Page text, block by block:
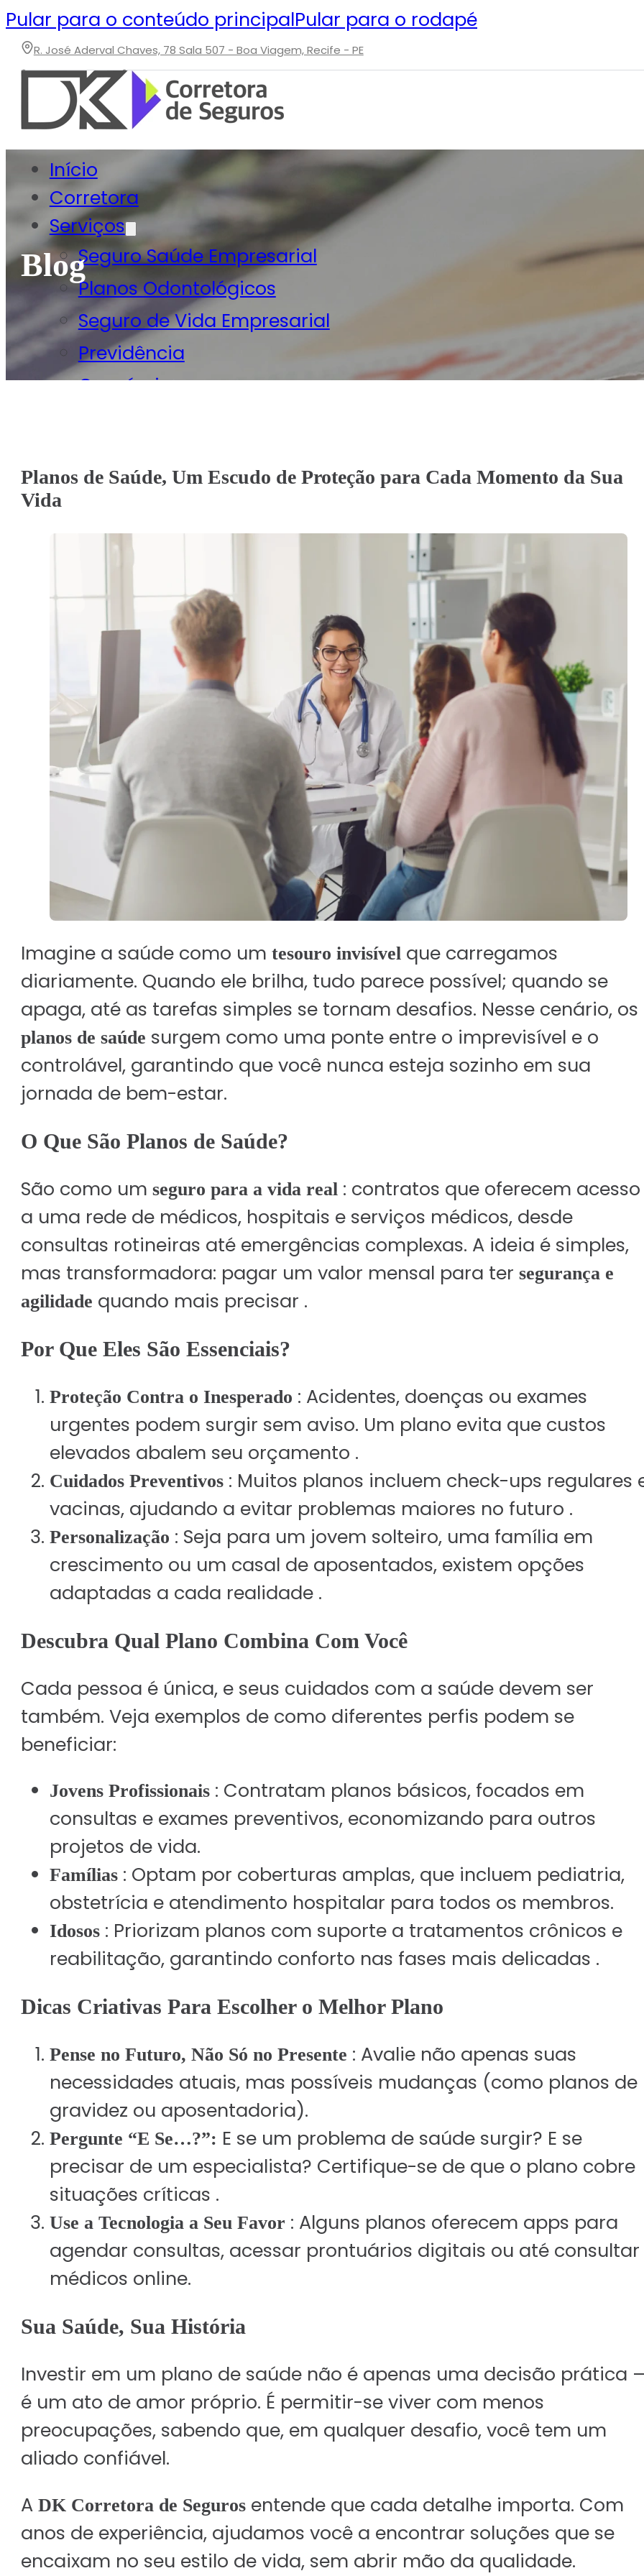
Pular para o conteúdo principalPular para o rodapé
R. José Aderval Chaves, 78 Sala 507 - Boa Viagem, Recife - PE
(81) 99873-8569
(41) 98876-4708
Início
Corretora
Serviços
Seguro Saúde Empresarial
Planos Odontológicos
Seguro de Vida Empresarial
Previdência
Consórcios
Seguro de Vida
Seguro Residencial
Seguro Empresarial
Seguro Bike
Seguro RC Profissional
Seguro de Equipamentos
Risco de Engenharia
Seguro para Eventos (AP e RC)
Blog
Contato
Início
Corretora
Serviços
Seguro Saúde
Planos Odontológicos
Seguro de Vida
Seguro Saúde Individual e
Seguro de Vida
Seguro Automóvel
Seguro Residencial
Seguro RC Profissional
Seguro de Equipamentos
Seguro para Eventos (AP e
Blog
Contato
Solicite Cotação
Blog
Planos de Saúde, Um Escudo de Proteção para Cada Momento da Sua
Vida
Imagine a saúde como um tesouro invisível que carregamos
diariamente. Quando ele brilha, tudo parece possível; quando se
apaga, até as tarefas simples se tornam desafios. Nesse cenário, os
planos de saúde surgem como uma ponte entre o imprevisível e o
controlável, garantindo que você nunca esteja sozinho em sua
jornada de bem-estar.
O Que São Planos de Saúde?
São como um seguro para a vida real : contratos que oferecem acesso
a uma rede de médicos, hospitais e serviços médicos, desde
consultas rotineiras até emergências complexas. A ideia é simples,
mas transformadora: pagar um valor mensal para ter segurança e
agilidade quando mais precisar .
Por Que Eles São Essenciais?
Proteção Contra o Inesperado : Acidentes, doenças ou exames
urgentes podem surgir sem aviso. Um plano evita que custos
elevados abalem seu orçamento .
Cuidados Preventivos : Muitos planos incluem check-ups regulares
vacinas, ajudando a evitar problemas maiores no futuro .
Personalização : Seja para um jovem solteiro, uma família em
crescimento ou um casal de aposentados, existem opções
adaptadas a cada realidade .
Descubra Qual Plano Combina Com Você
Cada pessoa é única, e seus cuidados com a saúde devem ser
também. Veja exemplos de como diferentes perfis podem se
beneficiar:
Jovens Profissionais : Contratam planos básicos, focados em
consultas e exames preventivos, economizando para outros
projetos de vida.
Famílias : Optam por coberturas amplas, que incluem pediatria,
obstetrícia e atendimento hospitalar para todos os membros.
Idosos : Priorizam planos com suporte a tratamentos crônicos e
reabilitação, garantindo conforto nas fases mais delicadas .
Dicas Criativas Para Escolher o Melhor Plano
Pense no Futuro, Não Só no Presente : Avalie não apenas suas
necessidades atuais, mas possíveis mudanças (como planos de
gravidez ou aposentadoria).
Pergunte “E Se…?”: E se um problema de saúde surgir? E se
precisar de um especialista? Certifique-se de que o plano cobre
situações críticas .
Use a Tecnologia a Seu Favor : Alguns planos oferecem apps para
agendar consultas, acessar prontuários digitais ou até consultar
médicos online.
Sua Saúde, Sua História
Investir em um plano de saúde não é apenas uma decisão prática
é um ato de amor próprio. É permitir-se viver com menos
preocupações, sabendo que, em qualquer desafio, você tem um
aliado confiável.
A DK Corretora de Seguros entende que cada detalhe importa. Com
anos de experiência, ajudamos você a encontrar soluções que se
encaixam no seu estilo de vida, sem abrir mão da qualidade.